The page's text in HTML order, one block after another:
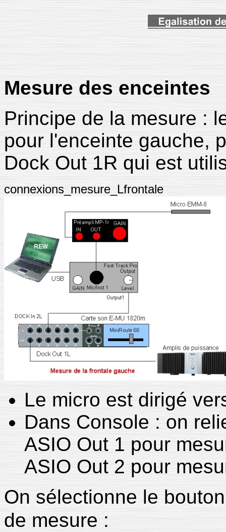
Mesure des enceintes
Principe de la mesure :
pour l'enceinte gauche,
Dock Out 1R qui est
connexions_mesure_Lfrontale
Le micro est dirigé
Dans Console : on
ASIO Out 1 pour
ASIO Out 2 pour
On sélectionne le
de mesure :